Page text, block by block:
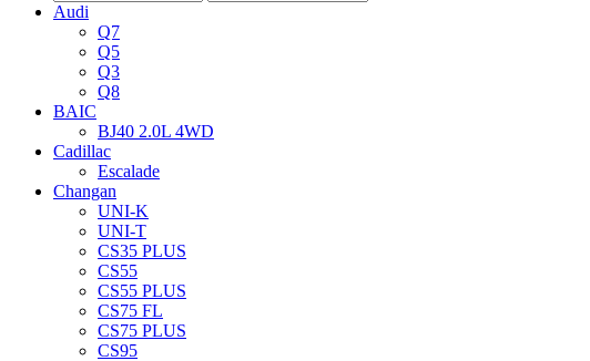
Audi
Q7
Q5
Q3
Q8
BAIC
BJ40 2.0L 4WD
Cadillac
Escalade
Changan
UNI-K
UNI-T
CS35 PLUS
CS55
CS55 PLUS
CS75 FL
CS75 PLUS
CS95